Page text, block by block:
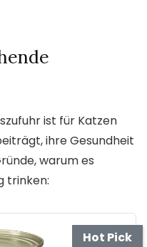
ist für Katzen
ihre Gesundheit
warum es
trinken:
Hot Pick